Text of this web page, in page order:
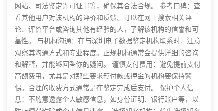
网站、司法鉴定许可证书等，确保其合法合规。 参考口碑：查
看其他用户对该机构的评价和反馈。可以在网上搜索相关评
论、评价平台或咨询其他有经验的人，了解该机构的信誉和可
靠性。 与机构沟通：在与深圳电子数据鉴定机构联系时，注意
观察其沟通方式和专业程度。正规机构通常会提供详细的咨询
和解释，并能够回答你的疑问。 谨慎支付费用：避免提前支付
高额费用，尤其是对那些要求预付款或押金的机构要保持警
惕。合理的收费方式通常是在鉴定完成后支付。 保护个人信
息：不随意透露个人敏感信息，如身份证明、银行账户等，以